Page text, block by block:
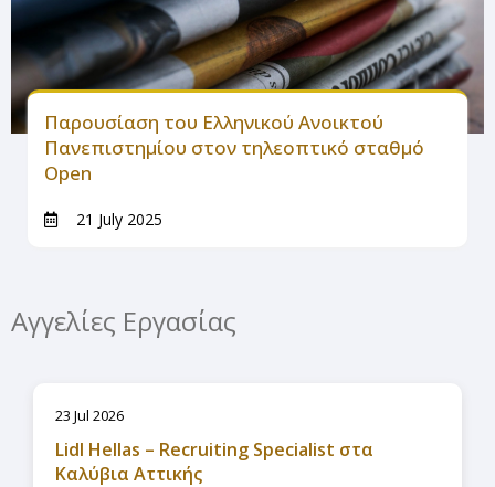
Παρουσίαση του Ελληνικού Ανοικτού
Πανεπιστημίου στον τηλεοπτικό σταθμό
Open
21 July 2025
Αγγελίες Εργασίας
23 Jul 2026
Lidl Hellas – Recruiting Specialist στα
Καλύβια Αττικής